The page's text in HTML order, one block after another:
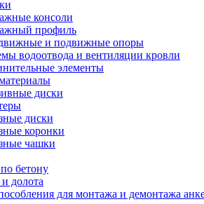
консоли
профиль
и подвижные опоры
водоотвода и вентиляции кровли
элементы
диски
диски
коронки
чашки
бетону
долота
для монтажа и демонтажа